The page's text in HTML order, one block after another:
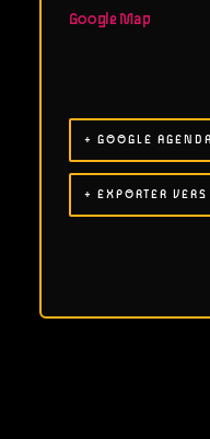
Google Map
+ GOOGLE AGENDA
+ EXPORTER